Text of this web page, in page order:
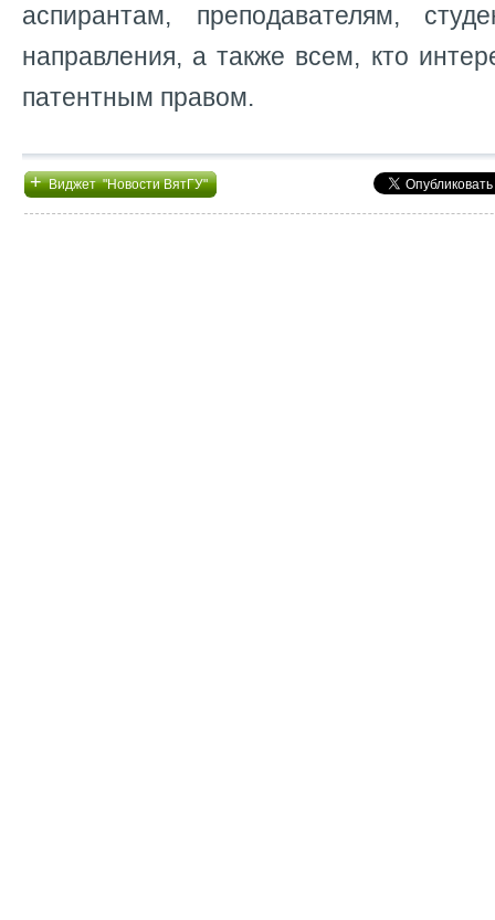
аспирантам, преподавателям,
направления, а также всем, кто
патентным правом.
+Виджет "Новости ВятГУ"